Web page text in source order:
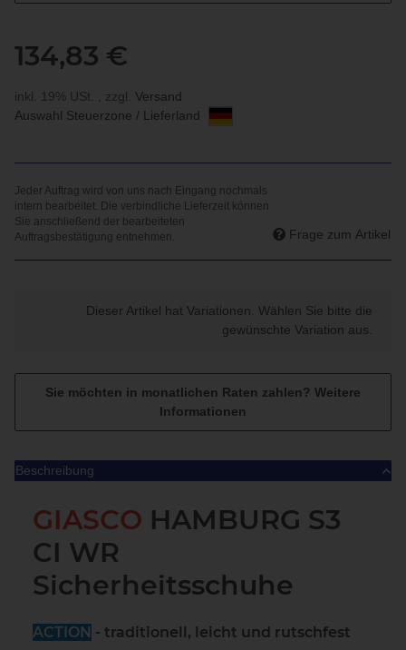
134,83 €
inkl. 19% USt. , zzgl. Versand
Auswahl Steuerzone / Lieferland
Frage zum Artikel
Dieser Artikel hat Variationen. Wählen Sie bitte die
gewünschte Variation aus.
Sie möchten in monatlichen Raten zahlen? Weitere
Informationen
Beschreibung
GIASCO HAMBURG S3
CI WR
Sicherheitsschuhe
ACTION - traditionell, leicht und rutschfest